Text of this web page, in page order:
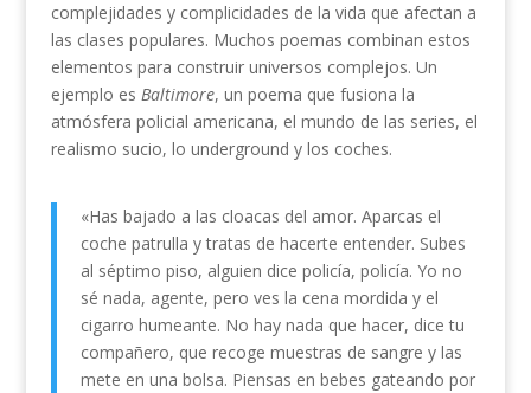
complejidades y complicidades de la vida que afectan a
las clases populares. Muchos poemas combinan estos
elementos para construir universos complejos. Un
ejemplo es Baltimore, un poema que fusiona la
atmósfera policial americana, el mundo de las series, el
realismo sucio, lo underground y los coches.
«Has bajado a las cloacas del amor. Aparcas el
coche patrulla y tratas de hacerte entender. Subes
al séptimo piso, alguien dice policía, policía. Yo no
sé nada, agente, pero ves la cena mordida y el
cigarro humeante. No hay nada que hacer, dice tu
compañero, que recoge muestras de sangre y las
mete en una bolsa. Piensas en bebes gateando por